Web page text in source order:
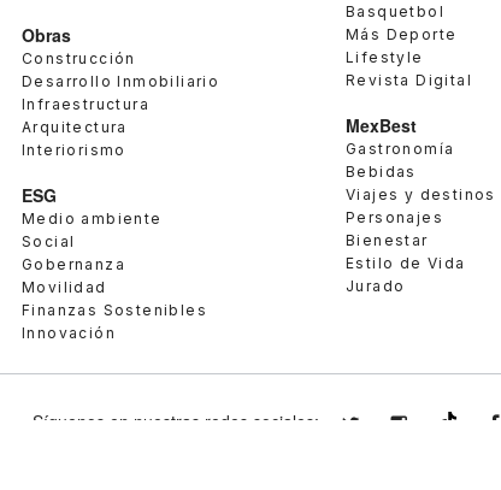
Obras
Construcción
Desarrollo Inmobiliario
Infraestructura
Arquitectura
Interiorismo
ESG
Medio ambiente
Social
Gobernanza
Movilidad
Finanzas Sostenibles
Innovación
Basquetbol
Más Deporte
Lifestyle
Revista Digital
MexBest
Gastronomía
Bebidas
Viajes y destinos
Personajes
Bienestar
Estilo de Vida
Jurado
Síguenos en nuestras redes sociales: expansionmxexpansionmx